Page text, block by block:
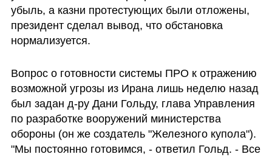
убыль, а казни протестующих были отложены,
президент сделал вывод, что обстановка
нормализуется.
Вопрос о готовности системы ПРО к отражению
возможной угрозы из Ирана лишь неделю назад
был задан д-ру Дани Гольду, глава Управления
по разработке вооружений министерства
обороны (он же создатель "Железного купола").
"Мы постоянно готовимся, - ответил Гольд. - Все